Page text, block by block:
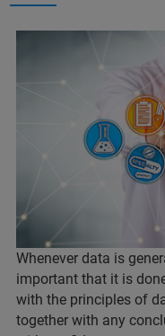
Whenever data is
important that it is
with the principles of
together with any